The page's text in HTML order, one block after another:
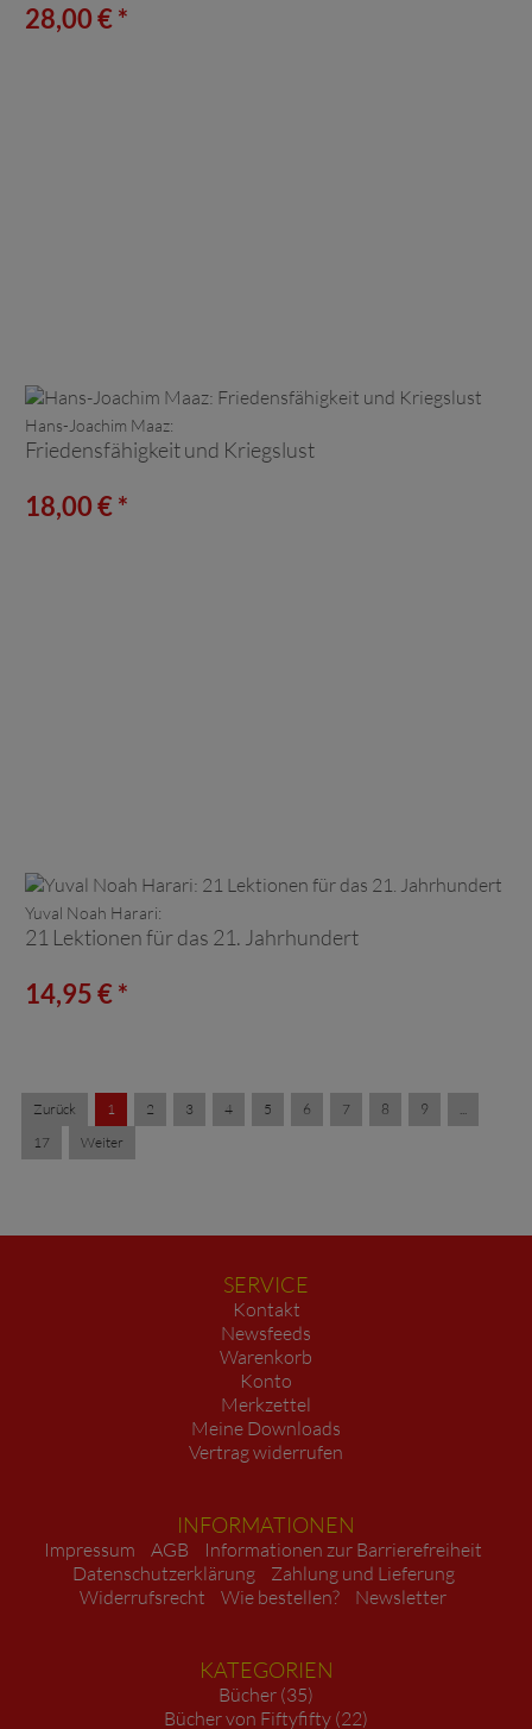
28,00 € *
Hans-Joachim Maaz:
Friedensfähigkeit und Kriegslust
18,00 € *
Yuval Noah Harari:
21 Lektionen für das 21. Jahrhundert
14,95 € *
Zurück 1 2 3 4 5 6 7 8 9
17
Weiter
SERVICE
Kontakt
Newsfeeds
Warenkorb
Konto
Merkzettel
Meine Downloads
Vertrag widerrufen
INFORMATIONEN
Impressum AGB
Informationen zur Barrierefreiheit
Datenschutzerklärung
Zahlung und Lieferung
Widerrufsrecht
Wie bestellen? Newsletter
KATEGORIEN
Bücher (35)
Bücher von Fiftyfifty (22)